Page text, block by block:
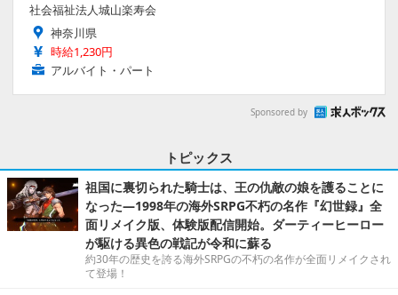
社会福祉法人城山楽寿会
神奈川県
時給1,230円
アルバイト・パート
Sponsored by
トピックス
祖国に裏切られた騎士は、王の仇敵の娘を護ることに
なった―1998年の海外SRPG不朽の名作『幻世録』全
面リメイク版、体験版配信開始。ダーティーヒーロー
が駆ける異色の戦記が令和に蘇る
約30年の歴史を誇る海外SRPGの不朽の名作が全面リメイクされ
て登場！